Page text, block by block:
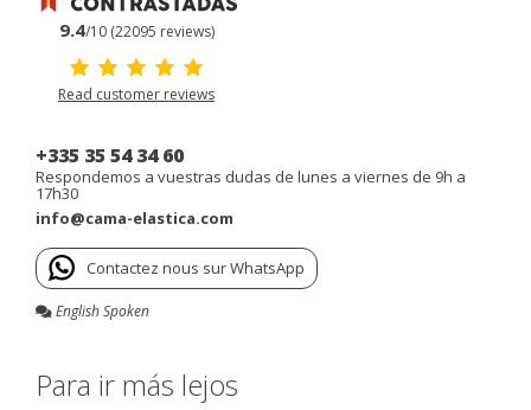
9.4/10 (22095 reviews)
Read customer reviews
+335 35 54 34 60
Respondemos a vuestras dudas de lunes a viernes de 9h a
17h30
info@cama-elastica.com
Contactez nous sur WhatsApp
English Spoken
Para ir más lejos